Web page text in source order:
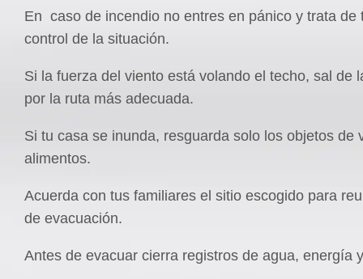
En caso de incendio no entres en pánico y trata de
control de la situación.
Si la fuerza del viento está volando el techo, sal de
por la ruta más adecuada.
Si tu casa se inunda, resguarda solo los objetos de
alimentos.
Acuerda con tus familiares el sitio escogido para
de evacuación.
Antes de evacuar cierra registros de agua, energía